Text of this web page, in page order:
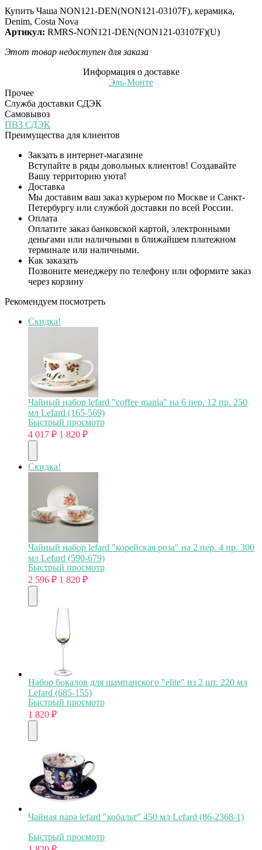
Купить Чаша NON121-DEN(NON121-03107F), керамика,
Denim, Costa Nova
Артикул: RMRS-NON121-DEN(NON121-03107F)(U)
Этот товар недоступен для заказа
Информация о доставке
Эль-Монте
Прочее
Служба доставки СДЭК
Самовывоз
ПВЗ СДЭК
Преимущества для клиентов
Закзать в интернет-магазине
Вступайте в ряды довольных клиентов! Создавайте
Вашу территорию уюта!
Доставка
Мы доставим ваш заказ курьером по Москве и Санкт-
Петербургу или службой доставки по всей России.
Оплата
Оплатите заказ банковской картой, электронными
деньгами или наличными в ближайшем платежном
терминале или наличными.
Как заказать
Позвоните менеджеру по телефону или оформите заказ
через корзину
Рекомендуем посмотреть
Скидка!
Чайный набор lefard "coffee mania" на 6 пер. 12 пр. 250
мл Lefard (165-569)
Быстрый просмотр
4 017 ₽ 1 820 ₽
Скидка!
Чайный набор lefard "корейская роза" на 2 пер. 4 пр. 300
мл Lefard (590-679)
Быстрый просмотр
2 596 ₽ 1 820 ₽
Набор бокалов для шампанского "elite" из 2 шт. 220 мл
Lefard (685-155)
Быстрый просмотр
1 820 ₽
Чайная пара lefard "кобальт" 450 мл Lefard (86-2368-1)
Быстрый просмотр